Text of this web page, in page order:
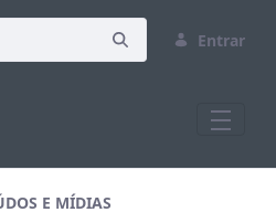
Entrar
E MÍDIAS